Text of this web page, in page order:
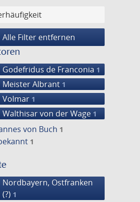
Alle Filter entfernen
Godefridus de Franconia 1
Meister Albrant 1
Volmar 1
Walthisar von der Wage 1
von Buch 1
1
Nordbayern, Ostfranken
(?) 1